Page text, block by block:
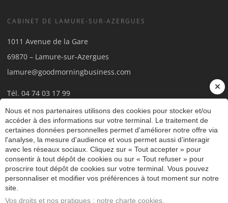
CABINET DE LAMURE-SUR-AZERGUES
1011 Avenue de la Gare
69870 – Lamure-sur-Azergues
lamure@goodmorningbusiness.com
Tél.04 74 03 17 99
© 2018 - 2026
SITE RÉALISÉ PAR LES ECHOS
PUBLISHING
Nous et nos partenaires utilisons des cookies pour stocker et/ou
accéder à des informations sur votre terminal. Le traitement de
certaines données personnelles permet d'améliorer notre offre via
l'analyse, la mesure d'audience et vous permet aussi d’interagir
avec les réseaux sociaux. Cliquez sur « Tout accepter » pour
consentir à tout dépôt de cookies ou sur « Tout refuser » pour
proscrire tout dépôt de cookies sur votre terminal. Vous pouvez
personnaliser et modifier vos préférences à tout moment sur notre
site.
Vos droits et nos pratiques : notre charte cookies.